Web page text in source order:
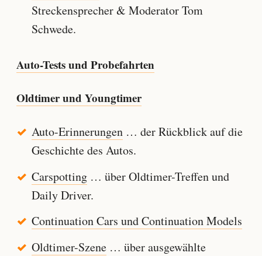
Streckensprecher & Moderator Tom
Schwede.
Auto-Tests und Probefahrten
Oldtimer und Youngtimer
Auto-Erinnerungen… der Rückblick auf die
Geschichte des Autos.
Carspotting… über Oldtimer-Treffen und
Daily Driver.
Continuation Cars und Continuation Models
Oldtimer-Szene… über ausgewählte